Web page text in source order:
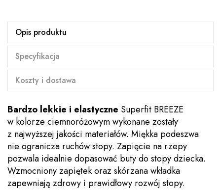
Opis produktu
Specyfikacja
Koszty i dostawa
Bardzo lekkie i elastyczne Superfit BREEZE
w kolorze ciemnoróżowym wykonane zostały
z najwyższej jakości materiałów. Miękka podeszwa
nie ogranicza ruchów stopy. Zapięcie na rzepy
pozwala idealnie dopasować buty do stopy dziecka.
Wzmocniony zapiętek oraz skórzana wkładka
zapewniają zdrowy i prawidłowy rozwój stopy.